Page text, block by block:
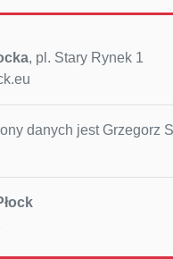
, pl. Stary Rynek 1
danych jest Grzegorz